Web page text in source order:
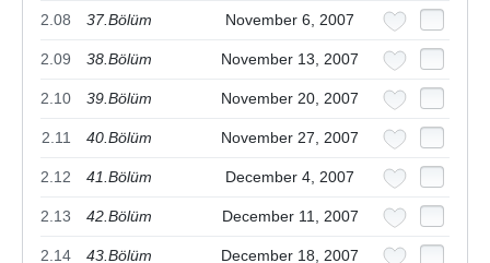
2.08 37.Bölüm November 6, 2007
2.09 38.Bölüm November 13, 2007
2.10 39.Bölüm November 20, 2007
2.11 40.Bölüm November 27, 2007
2.12 41.Bölüm December 4, 2007
2.13 42.Bölüm December 11, 2007
2.14 43.Bölüm December 18, 2007